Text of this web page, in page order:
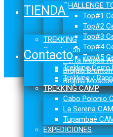
CHALLENGE
Top#1
Top#2
Top#3
Top#4
Top#5
Trekking
Trekking /
TREKKING CAMP
Cabo Polonio
La Serena
Tupambaé
EXPEDICIONES
TIENDA
TREKKING
Orientación
Porta Mapas
Brújula
Brújula
Contacto